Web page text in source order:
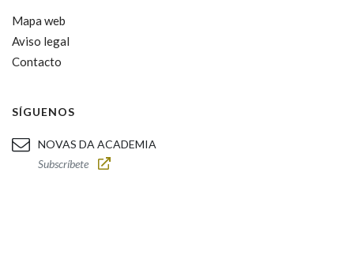
Mapa web
Aviso legal
Contacto
SÍGUENOS
NOVAS DA ACADEMIA
Subscríbete